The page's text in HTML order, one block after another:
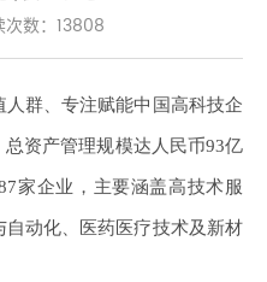
数： 13808
群、专注赋能中国高科技企
资产管理规模达人民币93亿
家企业，主要涵盖高技术服
动化、医药医疗技术及新材